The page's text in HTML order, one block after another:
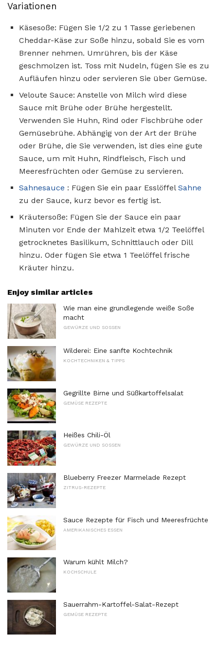
Variationen
Käsesoße: Fügen Sie 1/2 zu 1 Tasse geriebenen
Cheddar-Käse zur Soße hinzu, sobald Sie es vom
Brenner nehmen. Umrühren, bis der Käse
geschmolzen ist. Toss mit Nudeln, fügen Sie es zu
Aufläufen hinzu oder servieren Sie über Gemüse.
Veloute Sauce: Anstelle von Milch wird diese
Sauce mit Brühe oder Brühe hergestellt.
Verwenden Sie Huhn, Rind oder Fischbrühe oder
Gemüsebrühe. Abhängig von der Art der Brühe
oder Brühe, die Sie verwenden, ist dies eine gute
Sauce, um mit Huhn, Rindfleisch, Fisch und
Meeresfrüchten oder Gemüse zu servieren.
Sahnesauce : Fügen Sie ein paar Esslöffel Sahne
zu der Sauce, kurz bevor es fertig ist.
Kräutersoße: Fügen Sie der Sauce ein paar
Minuten vor Ende der Mahlzeit etwa 1/2 Teelöffel
getrocknetes Basilikum, Schnittlauch oder Dill
hinzu. Oder fügen Sie etwa 1 Teelöffel frische
Kräuter hinzu.
Enjoy similar articles
Wie man eine grundlegende weiße Soße
macht
GEWÜRZE UND SOSSEN
Wilderei: Eine sanfte Kochtechnik
KOCHTECHNIKEN & TIPPS
Gegrillte Birne und Süßkartoffelsalat
GEMÜSE REZEPTE
Heißes Chili-Öl
GEWÜRZE UND SOSSEN
Blueberry Freezer Marmelade Rezept
ZITRUS-REZEPTE
Sauce Rezepte für Fisch und Meeresfrüchte
AMERIKANISCHES ESSEN
Warum kühlt Milch?
KOCHSCHULE
Sauerrahm-Kartoffel-Salat-Rezept
GEMÜSE REZEPTE